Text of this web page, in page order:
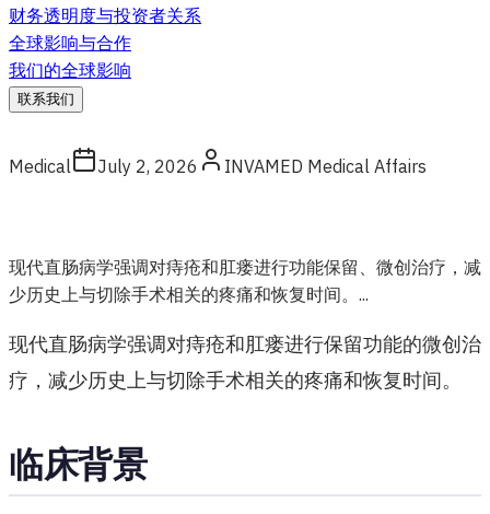
财务透明度与投资者关系
全球影响与合作
我们的全球影响
联系我们
Medical July 2, 2026 INVAMED Medical Affairs
现代直肠病学强调对痔疮和肛瘘进行功能保留、微创治疗，减
少历史上与切除手术相关的疼痛和恢复时间。...
现代直肠病学强调对痔疮和肛瘘进行保留功能的微创治
疗，减少历史上与切除手术相关的疼痛和恢复时间。
临床背景